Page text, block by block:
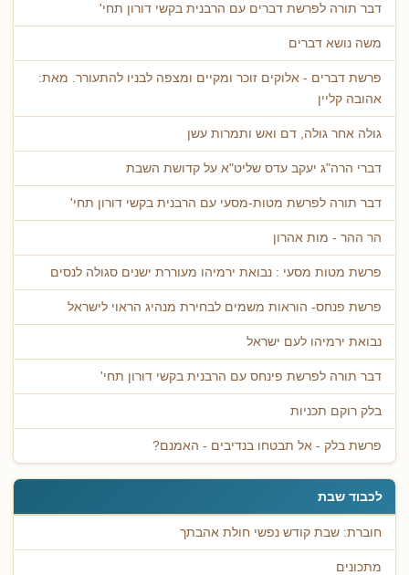
דבר תורה לפרשת דברים עם הרבנית בקשי דורון תחי'
משה נושא דברים
פרשת דברים - אלוקים זוכר ומקיים ומצפה לבניו להתעורר. מאת:
אהובה קליין
גולה אחר גולה, דם ואש ותמרות עשן
דברי הרה"ג יעקב עדס שליט"א על קדושת השבת
דבר תורה לפרשת מטות-מסעי עם הרבנית בקשי דורון תחי'
הר ההר - מות אהרון
פרשת מטות מסעי : נבואת ירמיהו מעוררת ישנים סגולה לנסים
פרשת פנחס- הוראות משמים לבחירת מנהיג הראוי לישראל
נבואת ירמיהו לעם ישראל
דבר תורה לפרשת פינחס עם הרבנית בקשי דורון תחי'
בלק רוקם תכניות
פרשת בלק - אל תבטחו בנדיבים - האמנם?
לכבוד שבת
חוברת: שבת קודש נפשי חולת אהבתך
מתכונים